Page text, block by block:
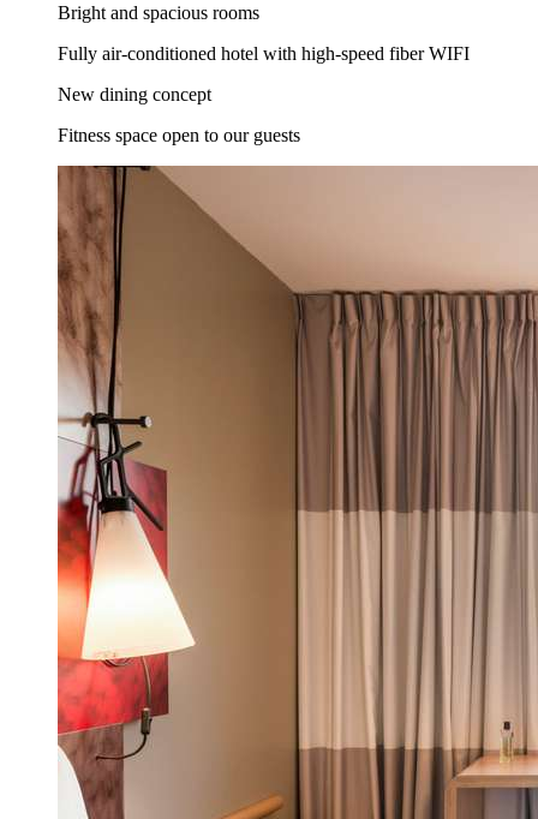
Bright and spacious rooms
Fully air-conditioned hotel with high-speed fiber WIFI
New dining concept
Fitness space open to our guests